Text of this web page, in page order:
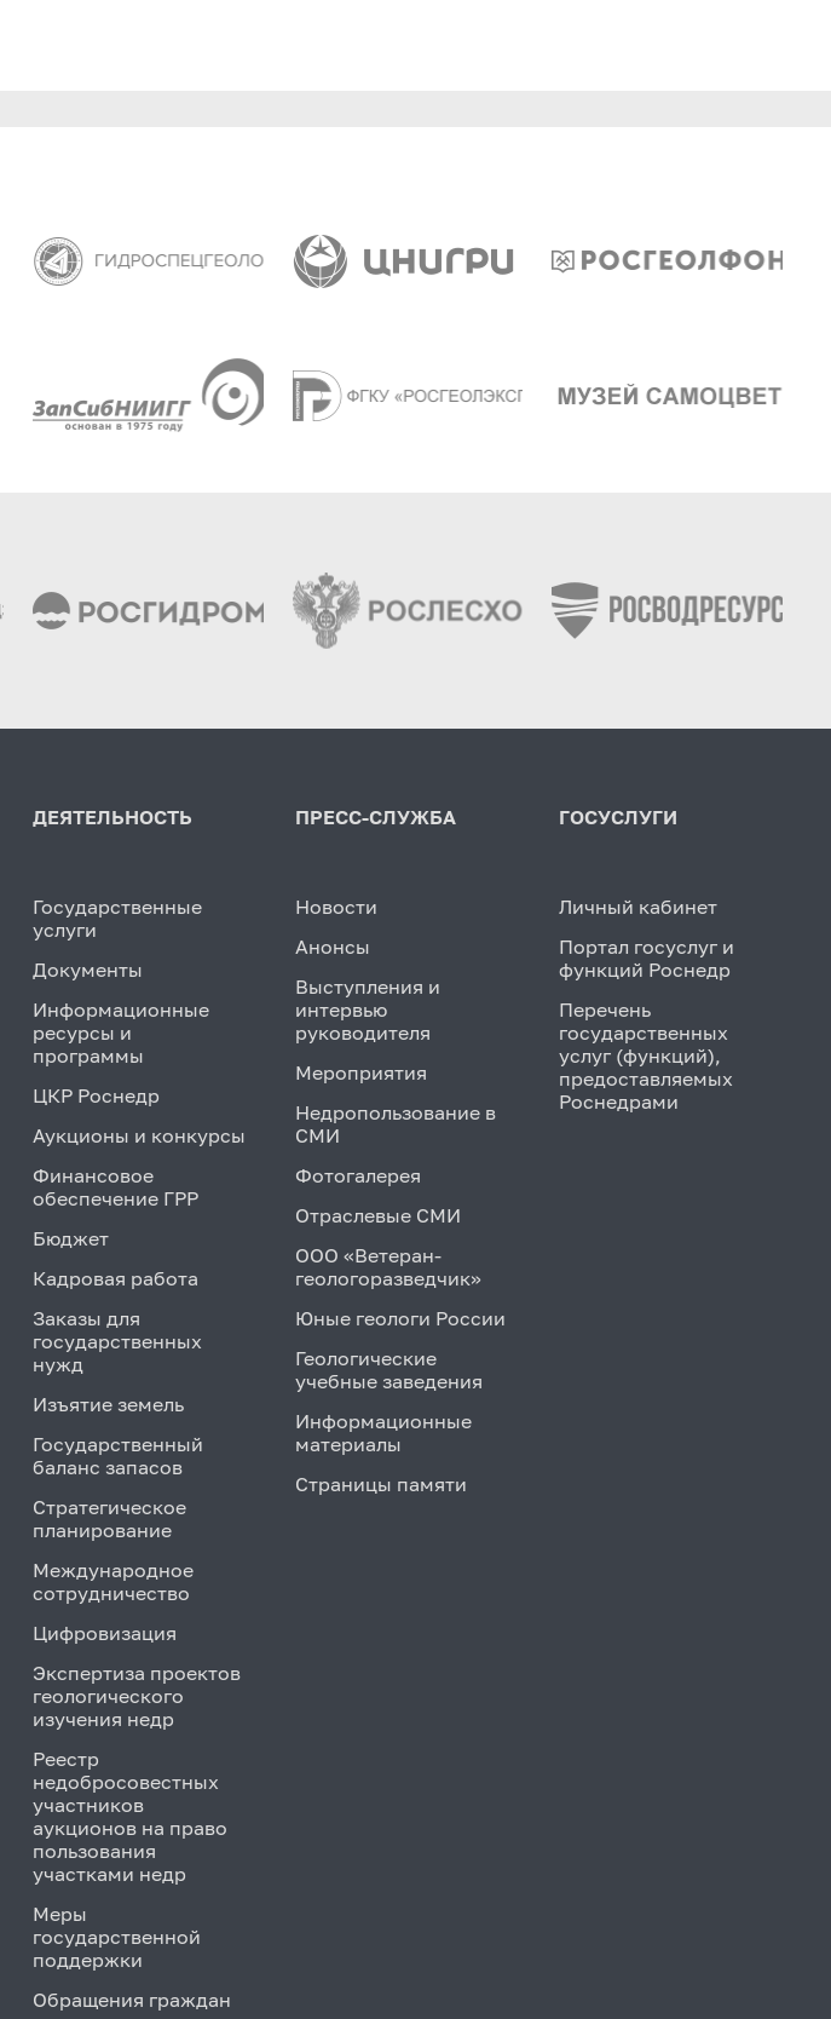
ДЕЯТЕЛЬНОСТЬ
Государственные
услуги
Документы
Информационные
ресурсы и
программы
ЦКР Роснедр
Аукционы и конкурсы
Финансовое
обеспечение ГРР
Бюджет
Кадровая работа
Заказы для
государственных
нужд
Изъятие земель
Государственный
баланс запасов
Стратегическое
планирование
Международное
сотрудничество
Цифровизация
Экспертиза проектов
геологического
изучения недр
Реестр
недобросовестных
участников
аукционов на право
пользования
участками недр
Меры
государственной
поддержки
Обращения граждан
ПРЕСС-СЛУЖБА
Новости
Анонсы
Выступления и
интервью
руководителя
Мероприятия
Недропользование в
СМИ
Фотогалерея
Отраслевые СМИ
ООО «Ветеран-
геологоразведчик»
Юные геологи России
Геологические
учебные заведения
Информационные
материалы
Страницы памяти
ГОСУСЛУГИ
Личный кабинет
Портал госуслуг и
функций Роснедр
Перечень
государственных
услуг (функций),
предоставляемых
Роснедрами